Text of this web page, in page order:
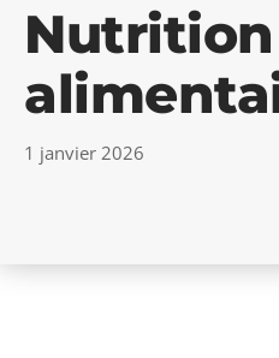
Nutrition
1 janvier 2026